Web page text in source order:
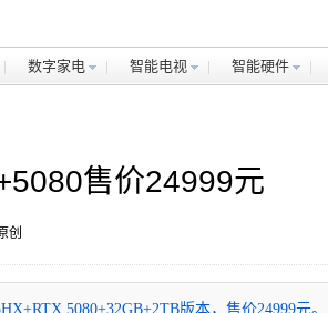
数字家电 智能电视 智能硬件
售价24999元
创
5080+32GB+2TB版本，售价24999元。